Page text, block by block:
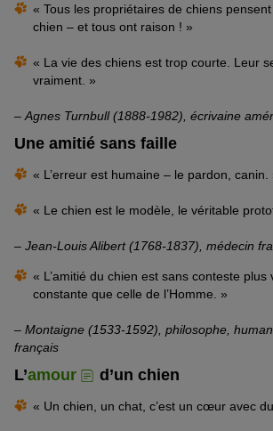
« Tous les propriétaires de chiens
chien – et tous ont raison ! »
« La vie des chiens est trop courte. Leur
vraiment. »
– Agnes Turnbull (1888-1982), écrivaine
Une amitié sans faille
« L’erreur est humaine – le pardon, canin.
« Le chien est le modèle, le véritable
– Jean-Louis Alibert (1768-1837), médecin
« L’amitié du chien est sans conteste plus
constante que celle de l’Homme. »
– Montaigne (1533-1592), philosophe,
français
L’amour d’un chien
« Un chien, un chat, c’est un cœur avec